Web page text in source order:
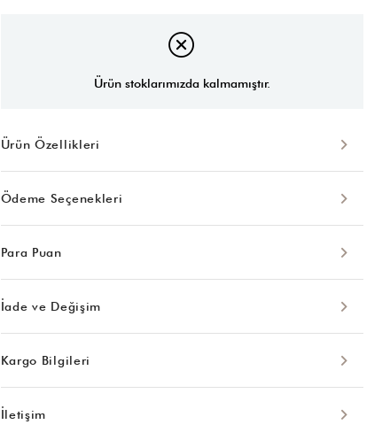
Ürün stoklarımızda kalmamıştır.
Ürün Özellikleri
Ödeme Seçenekleri
Para Puan
İade ve Değişim
Kargo Bilgileri
İletişim